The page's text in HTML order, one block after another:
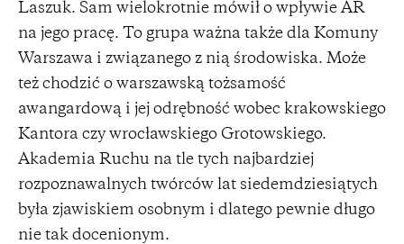
Laszuk. Sam wielokrotnie mówił o wpływie AR
na jego pracę. To grupa ważna także dla Komuny
Warszawa i związanego z nią środowiska. Może
też chodzić o warszawską tożsamość
awangardową i jej odrębność wobec krakowskiego
Kantora czy wrocławskiego Grotowskiego.
Akademia Ruchu na tle tych najbardziej
rozpoznawalnych twórców lat siedemdziesiątych
była zjawiskiem osobnym i dlatego pewnie długo
nie tak docenionym.